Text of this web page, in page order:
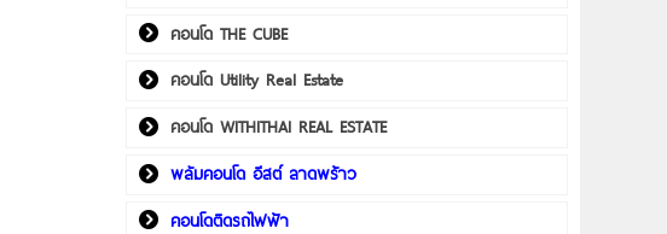
คอนโด THE CUBE
คอนโด Utility Real Estate
คอนโด WITHITHAI REAL ESTATE
พลัมคอนโด อีสต์ ลาดพร้าว
คอนโดติดรถไฟฟ้า